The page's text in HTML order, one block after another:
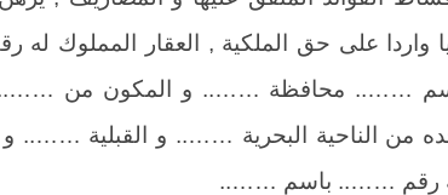
واردا على حق الملكية , العقار المملوك
…….. محافظة …….. و المكون من …….. و
من الناحية البحرية …….. و القبلية …….. و
رقم …….. باسم ……..